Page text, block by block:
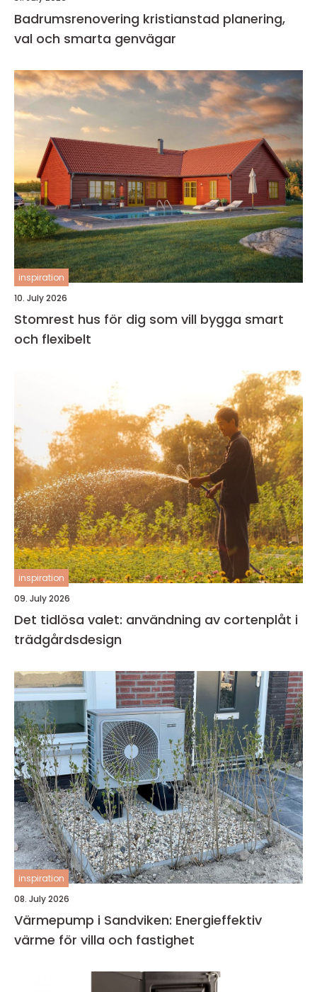
Badrumsrenovering kristianstad planering,
val och smarta genvägar
inspiration
10. July 2026
Stomrest hus för dig som vill bygga smart
och flexibelt
inspiration
09. July 2026
Det tidlösa valet: användning av cortenplåt i
trädgårdsdesign
inspiration
08. July 2026
Värmepump i Sandviken: Energieffektiv
värme för villa och fastighet